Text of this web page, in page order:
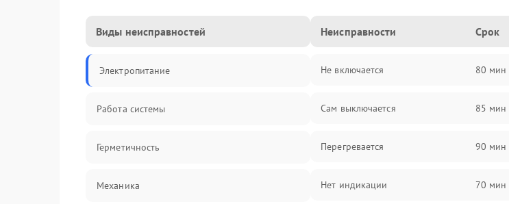
Виды неисправностей
Электропитание
Работа системы
Герметичность
Механика
Неисправности Срок
Не включается 80 мин
Сам выключается 85 мин
Перегревается 90 мин
Нет индикации 70 мин